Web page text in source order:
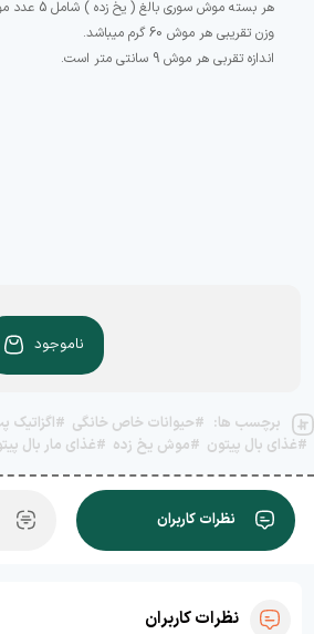
اندازه تقربی هر موش 9 سانتی متر است.
ناموجود
برچسب ها: #حیوانات خاص خانگی #اگزاتیک
#غذای بال پیتون #موش یخ زده #غذای مار بال
نظرات کاربران
نظرات کاربران